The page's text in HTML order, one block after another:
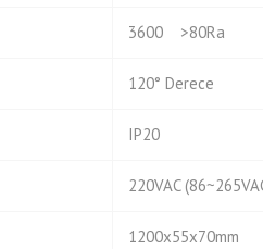
3600 >80Ra
120° Derece
IP20
220VAC
1200x55x70mm